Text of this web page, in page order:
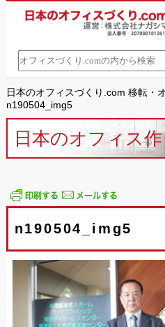
日本のオフィスづくり.com 移転・
n190504_img5
日本のオフィス
n190504_img5